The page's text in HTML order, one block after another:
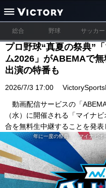
総合 野球 サッカー
プロ野球“真夏の祭典”
ム2026」がABEMAで
出演の特番も
2026/7/3 17:00
動画配信サービスの「
（水）に開催される「マイナ
合を無料生中継することを発表
年に一度の祭典、「マイナビ